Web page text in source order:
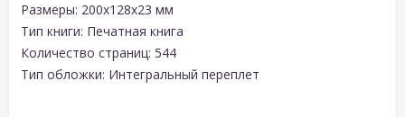
Размеры: 200x128x23 мм
Тип книги: Печатная книга
Количество страниц: 544
Тип обложки: Интегральный переплет